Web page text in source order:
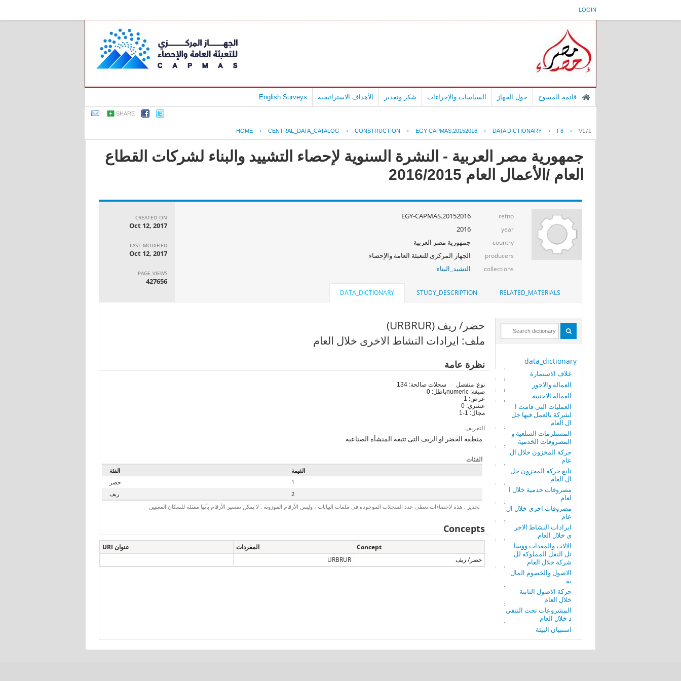
LOGIN
قائمة المسوح حول الجهاز السياسات والإجراءات شكر وتقدير الأهداف الاستراتيجية English Surveys
SHARE
HOME › CENTRAL_DATA_CATALOG › CONSTRUCTION › EGY-CAPMAS.20152016 › DATA DICTIONARY › F8 › V171
جمهورية مصر العربية - النشرة السنوية لإحصاء التشييد والبناء لشركات القطاع
العام /الأعمال العام 2016/2015
refno
EGY-CAPMAS.20152016
year
2016
country جمهورية مصر العربية
producers الجهاز المركزى للتعبئة العامة والإحصاء
collections التشيد_البناء
CREATED_ON
Oct 12, 2017
LAST_MODIFIED
Oct 12, 2017
PAGE_VIEWS
427656
RELATED_MATERIALS
STUDY_DESCRIPTION
DATA_DICTIONARY
data_dictionary
غلاف الاستمارة
العمالة والاجور
العمالة الاجنبية
العمليات التى قامت ا
لشركة بالعمل فيها خل
ال العام
المستلزمات السلعية و
المصروفات الخدمية
حركة المخزون خلال ال
عام
تابع حركة المخزون خل
ال العام
مصروفات خدمية خلال ا
لعام
مصروفات اخرى خلال ال
عام
ايرادات النشاط الاخر
ى خلال العام
الالات والمعدات ووسا
ئل النقل المملوكة لل
شركة خلال العام
الاصول والخصوم المال
ية
حركة الاصول الثابتة
خلال العام
المشروعات تحت التنفي
ذ خلال العام
استبيان البيئة
حضر/ ريف (URBRUR)
ملف: ايرادات النشاط الاخرى خلال العام
نظرة عامة
نوع: منفصل
صيغة: numeric
عرض: 1
عشري: 0
مجال: 1-1
سجلات صالحة: 134
باطل: 0
التعريف
منطقة الحضر او الريف التى تتبعه المنشأة الصناعية
الفئات
القيمة
الفئة
1
حضر
2
ريف
تحذير : هذه لاحصاءات تعطي عدد السجلات الموجودة في ملفات البيانات ، وليس الأرقام الموزونة . لا يمكن تفسير الأرقام بأنها ممثلة للسكان المعنيين
Concepts
Concept المفردات
عنوان URI
حضر/ ريف
URBRUR